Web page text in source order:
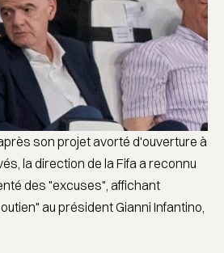
son projet avorté d'ouverture à
la direction de la Fifa a reconnu
des "excuses", affichant
au président Gianni Infantino,